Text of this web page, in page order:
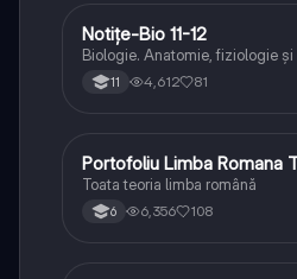
Biologie
Notițe-Bio 11-12
Biologie. Anatomie, fiziologie
11 4,612 81
Limba și literatura română
Portofoliu Limba Romana
Toata teoria limba română
6 6,356 108